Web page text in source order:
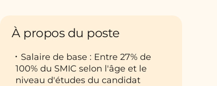
À propos du poste
Salaire de base : Entre 27% de
100% du SMIC selon l'âge et le
niveau d'études du candidat